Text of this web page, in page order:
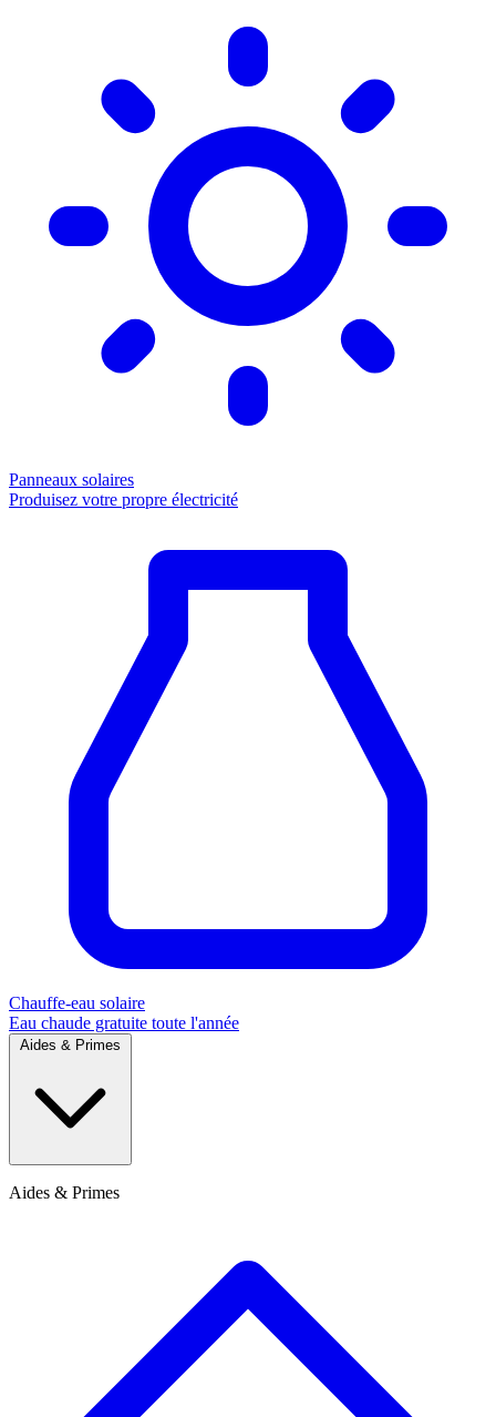
Panneaux solaires
Produisez votre propre électricité
Chauffe-eau solaire
Eau chaude gratuite toute l'année
Aides & Primes